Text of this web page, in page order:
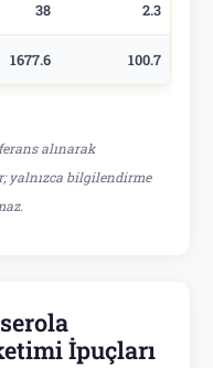
38 2.3
1677.6 100.7
alınarak
yalnızca bilgilendirme
İpuçları